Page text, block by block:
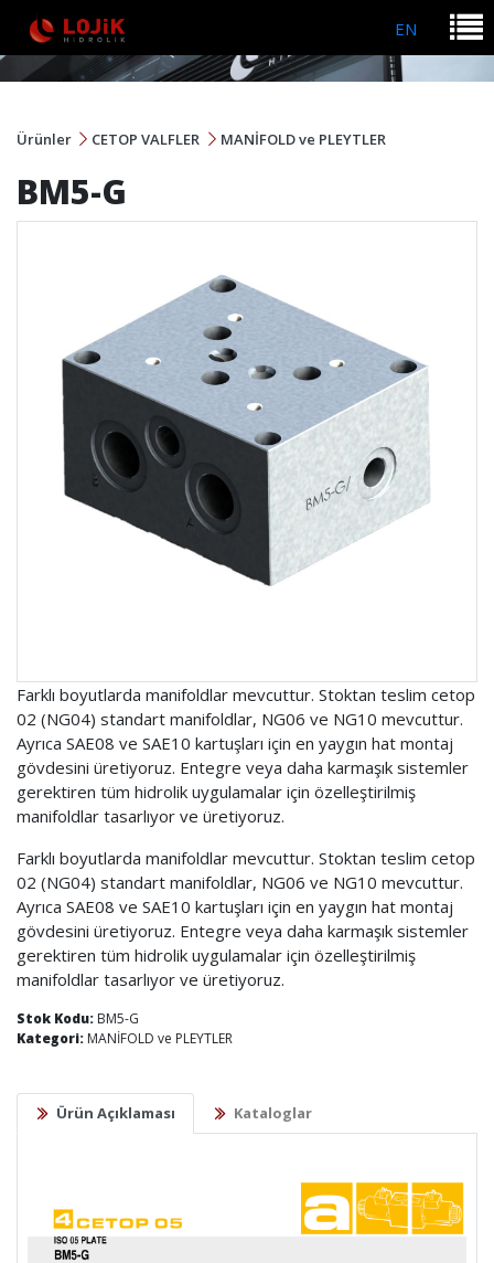
EN
Ürünler CETOP VALFLER MANİFOLD ve PLEYTLER
BM5-G
Farklı boyutlarda manifoldlar mevcuttur. Stoktan teslim cetop
02 (NG04) standart manifoldlar, NG06 ve NG10 mevcuttur.
Ayrıca SAE08 ve SAE10 kartuşları için en yaygın hat montaj
gövdesini üretiyoruz. Entegre veya daha karmaşık sistemler
gerektiren tüm hidrolik uygulamalar için özelleştirilmiş
manifoldlar tasarlıyor ve üretiyoruz.
Farklı boyutlarda manifoldlar mevcuttur. Stoktan teslim cetop
02 (NG04) standart manifoldlar, NG06 ve NG10 mevcuttur.
Ayrıca SAE08 ve SAE10 kartuşları için en yaygın hat montaj
gövdesini üretiyoruz. Entegre veya daha karmaşık sistemler
gerektiren tüm hidrolik uygulamalar için özelleştirilmiş
manifoldlar tasarlıyor ve üretiyoruz.
Stok Kodu: BM5-G
Kategori: MANİFOLD ve PLEYTLER
Ürün Açıklaması Kataloglar